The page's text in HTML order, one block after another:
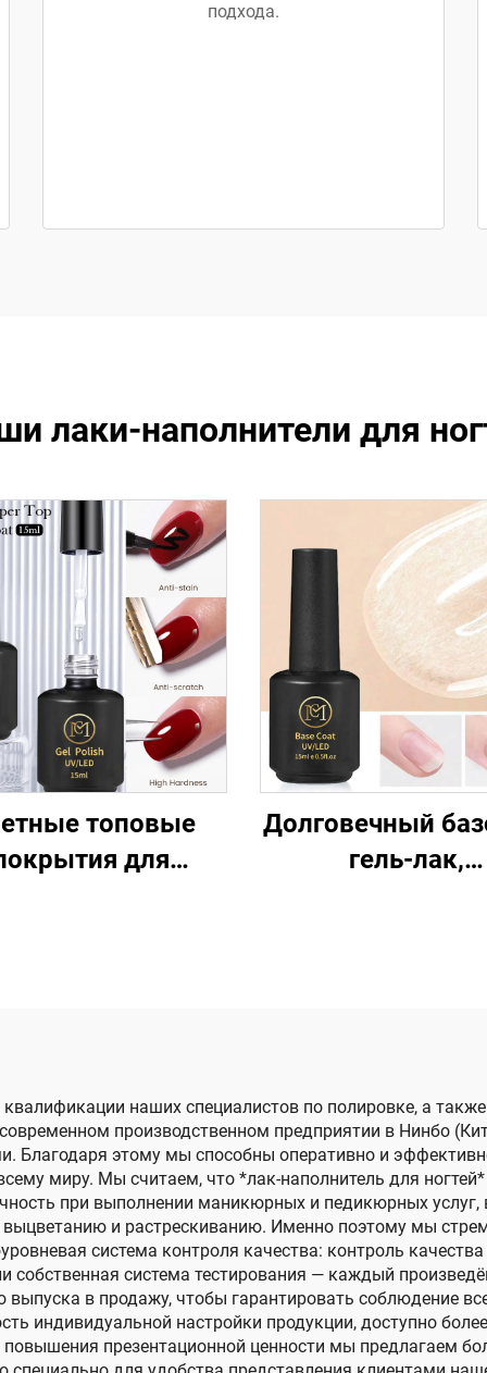
подхода.
лаки-наполнители для
топовые
для
Долговечный
гель-лак,
наших специалистов по полировке, а
производственном предприятии в Нинбо
Благодаря этому мы способны оперативно и
миру. Мы считаем, что *лак-наполнитель для
при выполнении маникюрных и педикюрных услуг,
выцветанию и растрескиванию. Именно поэтому мы
система контроля качества: контроль
собственная система тестирования — каждый
выпуска в продажу, чтобы гарантировать соблюдение
индивидуальной настройки продукции, доступно
презентационной ценности мы предлагаем